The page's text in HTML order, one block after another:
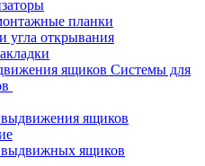
планки
угла открывания
Системы для
ящиков
ящиков